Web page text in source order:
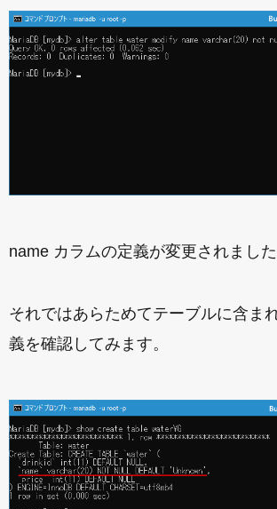
name カラムの定義が変更されました
それではあらためてテーブルに含ま
義を確認してみます。